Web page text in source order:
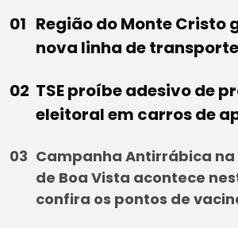
Região do Monte Cristo
nova linha de
TSE proíbe adesivo de
eleitoral em carros de
Campanha Antirrábica
de Boa Vista acontece
confira os pontos de